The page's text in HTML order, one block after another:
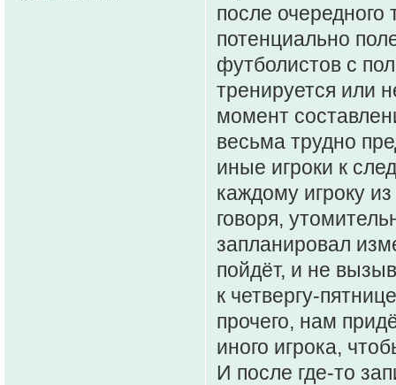
после очередного
потенциально
футболистов с
тренируется или
момент
весьма трудно
иные игроки к
каждому игроку
говоря,
запланировал
пойдёт, и не
к четвергу-
прочего, нам
иного игрока,
И после где-то